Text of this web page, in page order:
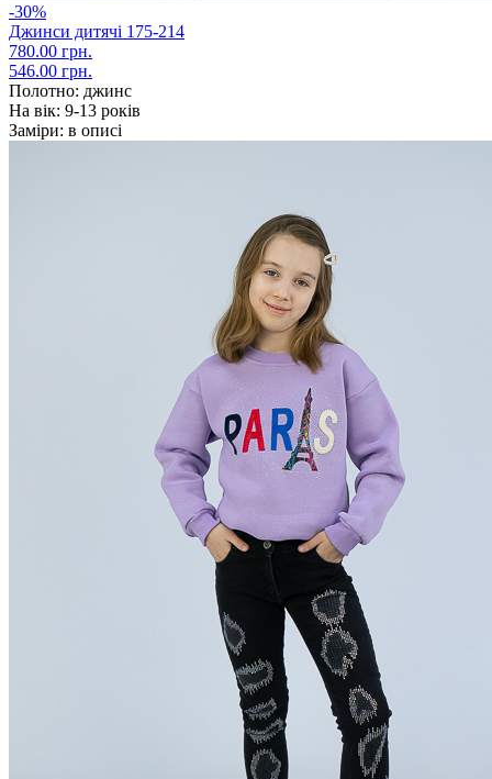
-30%
Джинси дитячі 175-214
780.00 грн.
546.00 грн.
Полотно: джинс
На вік: 9-13 років
Заміри: в описі